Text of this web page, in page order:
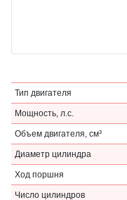
Тип двигателя
Мощность, л.с.
Объем двигателя, см³
Диаметр цилиндра
Ход поршня
Число цилиндров